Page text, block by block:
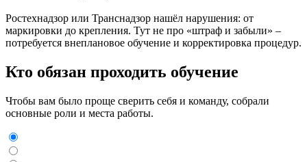
Ростехнадзор или Транснадзор нашёл нарушения: от
маркировки до крепления. Тут не про «штраф и забыли» –
потребуется внеплановое обучение и корректировка процедур.
Кто обязан проходить обучение
Чтобы вам было проще сверить себя и команду, собрали
основные роли и места работы.